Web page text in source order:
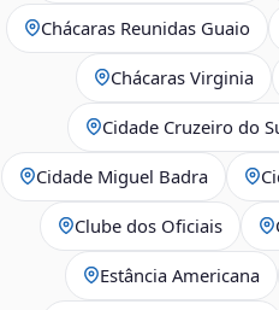
Chácaras Reunidas Guaio
Chácaras Virginia
Cidade Cruzeiro do
Cidade Miguel Badra
Clube dos Oficiais
Estância Americana